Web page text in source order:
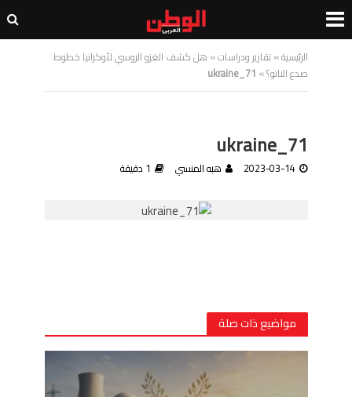
الرئيسية»تقارير ودراسات» هل كشف الغزو الروسي لأوكرانيا خطوط
صدع الناتو؟»
ukraine_71
ukraine_71
2023-03-14 هبه المنسي 1 دقيقة
مواضيع ذات صلة